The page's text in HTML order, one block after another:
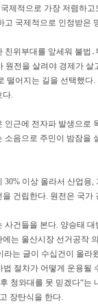
제적으로 가장 저렴하
고 국제적으로 인정받은
친위부대를 앞세워 불법
원전을 살려야 경제가
떨어지는 길을 선택했다
다.
인근에 전자파 발생으로
소음으로 주민이 밤잠을
30% 이상 올라서 산업용
건립한다. 원전은 국가
사건들을 본다. 양승태
는 울산시장 선거공작
라는 글이 수십건이 올
절차가 어떻게 운용될
청와대를 못 믿겠다“는
장탄식을 한다.